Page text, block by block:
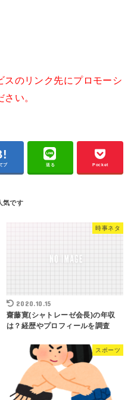
のリンク先にプロモーシ
い。
ブ 送る Pocket
時事ネタ
2020.10.15
齋藤寛(シャトレーゼ会長)の年収
は？経歴やプロフィールを調査
スポーツ